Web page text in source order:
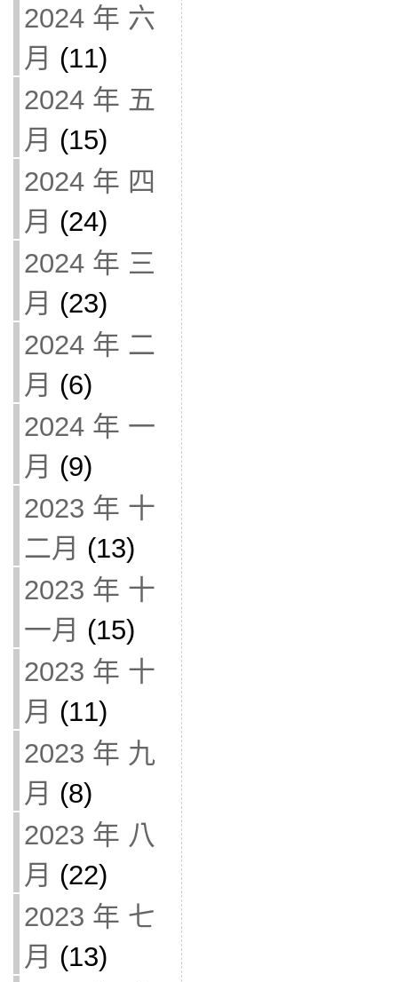
2024 年 六
月 (11)
2024 年 五
月 (15)
2024 年 四
月 (24)
2024 年 三
月 (23)
2024 年 二
月 (6)
2024 年 一
月 (9)
2023 年 十
二月 (13)
2023 年 十
一月 (15)
2023 年 十
月 (11)
2023 年 九
月 (8)
2023 年 八
月 (22)
2023 年 七
月 (13)